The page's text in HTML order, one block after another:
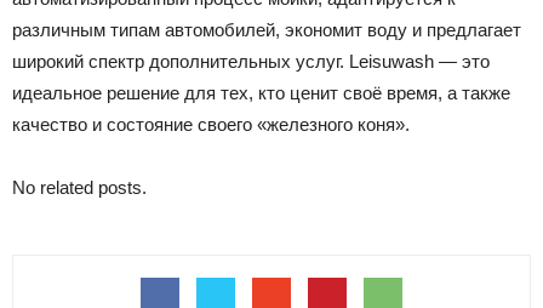
различным типам автомобилей, экономит воду и предлагает
широкий спектр дополнительных услуг. Leisuwash — это
идеальное решение для тех, кто ценит своё время, а также
качество и состояние своего «железного коня».
No related posts.